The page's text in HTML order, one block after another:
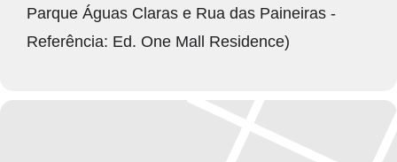
Parque Águas Claras e Rua das Paineiras -
Referência: Ed. One Mall Residence)